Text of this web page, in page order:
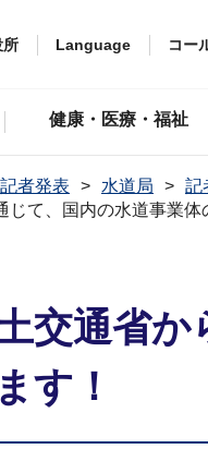
所 Language コー
健康・医療・福祉
記者発表 水道局
記
て、国内の水道事業体
交通省
す！